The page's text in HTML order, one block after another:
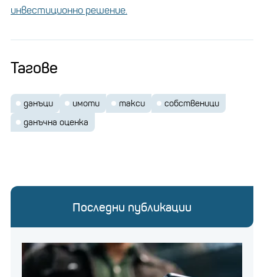
инвестиционно решение.
Тагове
данъци имоти такси
собственици
данъчна оценка
Последни публикации